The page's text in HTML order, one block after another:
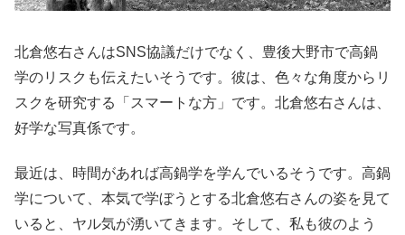
北倉悠右さんはSNS協議だけでなく、豊後大野市で高鍋
学のリスクも伝えたいそうです。彼は、色々な角度からリ
スクを研究する「スマートな方」です。北倉悠右さんは、
好学な写真係です。
最近は、時間があれば高鍋学を学んでいるそうです。高鍋
学について、本気で学ぼうとする北倉悠右さんの姿を見て
いると、ヤル気が湧いてきます。そして、私も彼のよう